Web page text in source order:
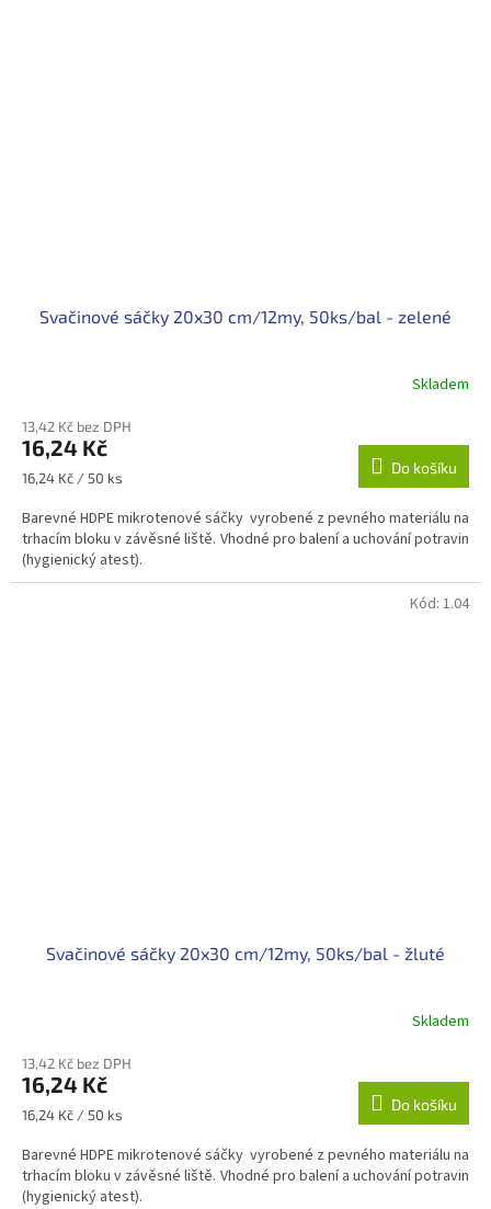
Svačinové sáčky 20x30 cm/12my, 50ks/bal - zelené
Skladem
13,42 Kč bez DPH
16,24 Kč
Měrná
16,24 Kč / 50 ks
Do košíku
Barevné HDPE mikrotenové sáčky vyrobené z pevného materiálu na
trhacím bloku v závěsné liště. Vhodné pro balení a uchování potravin
(hygienický atest).
Svačinové sáčky 20x30 cm/12my, 50ks/bal - žluté
Skladem
13,42 Kč bez DPH
16,24 Kč
Měrná
16,24 Kč / 50 ks
Do košíku
Barevné HDPE mikrotenové sáčky vyrobené z pevného materiálu na
trhacím bloku v závěsné liště. Vhodné pro balení a uchování potravin
(hygienický atest).
Kód: 1.04